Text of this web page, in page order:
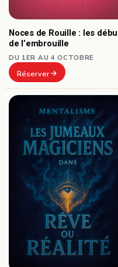
Noces de Rouille : les
de l’embrouille
DU 1ER AU 4 OCTOBRE
Réserver